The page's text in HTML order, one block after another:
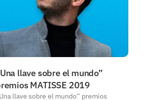
llave sobre el mundo”
MATISSE 2019
llave sobre el mundo” premios